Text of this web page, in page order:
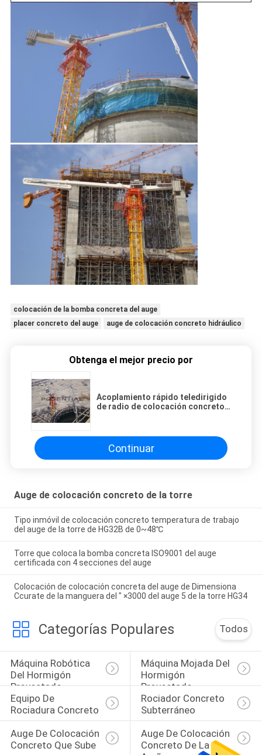
colocación de la bomba concreta del auge
placer concreto del auge
auge de colocación concreto hidráulico
Obtenga el mejor precio por
Acoplamiento rápido teledirigido
de radio de colocación concreto
Continuar
Auge de colocación concreto de la torre
Tipo inmóvil de colocación concreto temperatura de trabajo
del auge de la torre de HG32B de 0~48℃
Torre que coloca la bomba concreta ISO9001 del auge
certificada con 4 secciones del auge
Colocación de colocación concreta del auge de Dimensiona
Ccurate de la manguera del ″ ×3000 del auge 5 de la torre HG34
Categorías Populares Todos
Máquina Robótica
Del Hormigón
Proyectado
Máquina Mojada Del
Hormigón
Proyectado
Equipo De
Rociadura Concreto
Rociador Concreto
Subterráneo
Auge De Colocación
Concreto Que Sube
Auge De Colocación
Concreto De La